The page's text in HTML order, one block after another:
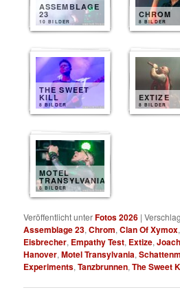
ASSEMBLAGE
23
10 BILDER
CHROM
8 BILDER
THE SWEET
KILL
8 BILDER
EXTIZE
8 BILDER
MOTEL
TRANSYLVANIA
8 BILDER
Veröffentlicht unterFotos 2026 |
Assemblage 23,Chrom,Clan Of Xymox,
Eisbrecher, Empathy Test, Extize,
Hanover,Motel Transylvania,
Experiments,Tanzbrunnen,The Sweet